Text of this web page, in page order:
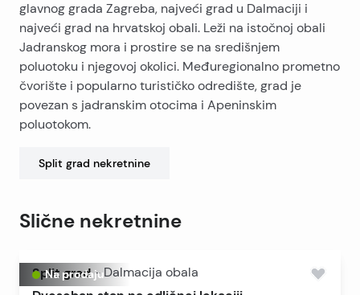
glavnog grada Zagreba, najveći grad u Dalmaciji i
najveći grad na hrvatskoj obali. Leži na istočnoj obali
Jadranskog mora i prostire se na središnjem
poluotoku i njegovoj okolici. Međuregionalno prometno
čvorište i popularno turističko odredište, grad je
povezan s jadranskim otocima i Apeninskim
poluotokom.
Split grad nekretnine
Slične nekretnine
Na prodaju
Split grad - Dalmacija obala